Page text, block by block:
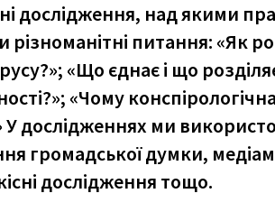
дослідження, над якими
різноманітні питання: «Як
«Що єднає і що
«Чому
У дослідженнях ми
громадської думки,
дослідження тощо.